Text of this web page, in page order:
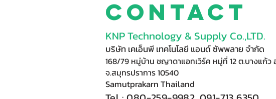
Contact
KNP Technology & Supply Co.,LTD.
บริษัท เคเอ็นพี เทคโนโลยี แอนด์ ซัพพลาย จำกัด
168/79 หมู่บ้าน ชญาดาแอทเวิร์ค หมู่ที่ 12 ต.บางแก้ว
จ.สมุทรปราการ 10540
Samutprakarn Thailand